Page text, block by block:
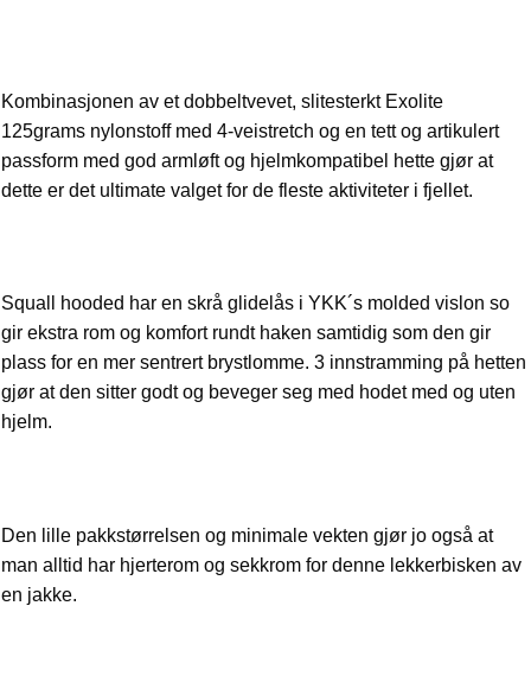
Kombinasjonen av et dobbeltvevet, slitesterkt Exolite
125grams nylonstoff med 4-veistretch og en tett og artikulert
passform med god armløft og hjelmkompatibel hette gjør at
dette er det ultimate valget for de fleste aktiviteter i fjellet.
Squall hooded har en skrå glidelås i YKK´s molded vislon so
gir ekstra rom og komfort rundt haken samtidig som den gir
plass for en mer sentrert brystlomme. 3 innstramming på hetten
gjør at den sitter godt og beveger seg med hodet med og uten
hjelm.
Den lille pakkstørrelsen og minimale vekten gjør jo også at
man alltid har hjerterom og sekkrom for denne lekkerbisken av
en jakke.